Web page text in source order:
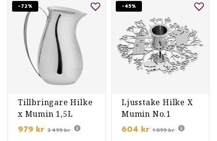
-72%
Tillbringare Hilke
x Mumin 1,5L
979 kr 3 499 kr
-45%
Ljusstake Hilke X
Mumin No.1
604 kr 1 099 kr